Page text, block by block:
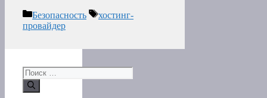
Рубрики
Безопасность Метки
хостинг-
провайдер
Поиск: